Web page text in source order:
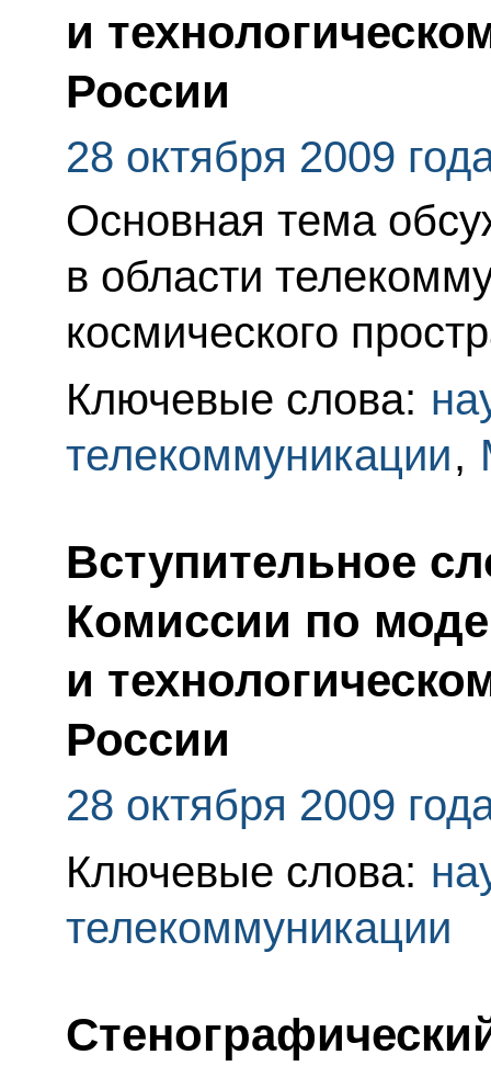
и
России
28 октября 2009
Основная тема
в области
космического
Ключевые слова:
телекоммуникации,
Вступительное
Комиссии по
и
России
28 октября 2009
Ключевые слова:
телекоммуникации